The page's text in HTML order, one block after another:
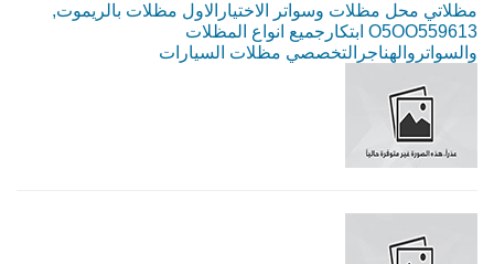
مظلاتي محل مظلات وسواتر الاختيارالاول مظلات بالريموت,
O5OO559613 ابتكارجميع انواع المظلات
والسواتروالهناجرالتخصصي مظلات السيارات